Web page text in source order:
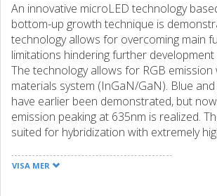
An innovative microLED technology
bottom-up growth technique is
technology allows for overcoming main
limitations hindering further
The technology allows for RGB emission
materials system (InGaN/GaN). Blue
have earlier been demonstrated, but
emission peaking at 635nm is realized.
suited for hybridization with extremely
based on the pyramidal architecture is
VISA MER